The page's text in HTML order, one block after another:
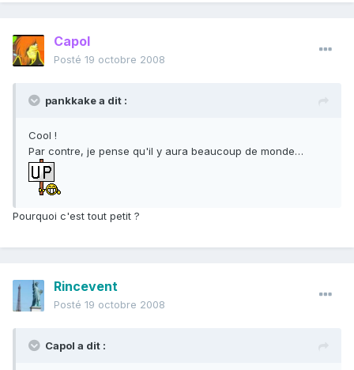
Capol
Posté 19 octobre 2008
pankkake a dit :
Cool !
Par contre, je pense qu'il y aura beaucoup de monde…
Pourquoi c'est tout petit ?
Rincevent
Posté 19 octobre 2008
Capol a dit :